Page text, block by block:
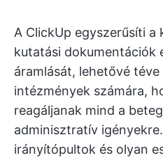
A ClickUp egyszerűsíti a
kutatási dokumentációk
áramlását, lehetővé
intézmények számára,
reagáljanak mind a
adminisztratív
irányítópultok és olyan